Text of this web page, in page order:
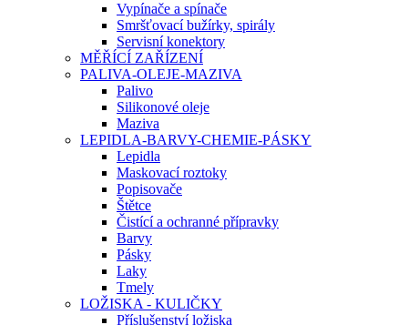
Vypínače a spínače
Smršťovací bužírky, spirály
Servisní konektory
MĚŘÍCÍ ZAŘÍZENÍ
PALIVA-OLEJE-MAZIVA
Palivo
Silikonové oleje
Maziva
LEPIDLA-BARVY-CHEMIE-PÁSKY
Lepidla
Maskovací roztoky
Popisovače
Štětce
Čistící a ochranné přípravky
Barvy
Pásky
Laky
Tmely
LOŽISKA - KULIČKY
Příslušenství ložiska